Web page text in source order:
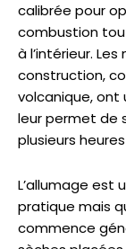
calibrée pour
combustion
à l’intérieur.
construction,
volcanique,
leur permet de
plusieurs
L’allumage est
pratique mais
commence